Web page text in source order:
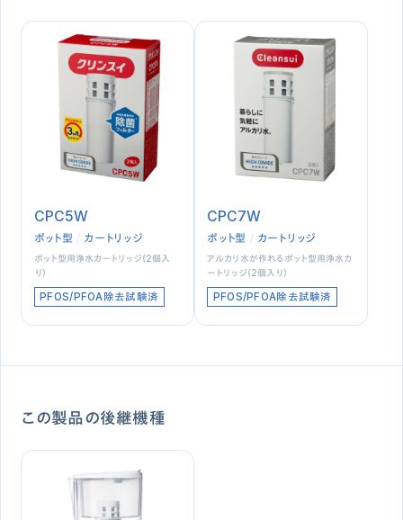
CPC5W
ポット型 カートリッジ
ポット型用浄水カートリッジ（2個入
り）
PFOS/PFOA除去試験済
CPC7W
ポット型 カートリッジ
アルカリ水が作れるポット型用浄水カ
ートリッジ（2個入り）
PFOS/PFOA除去試験済
この製品の後継機種